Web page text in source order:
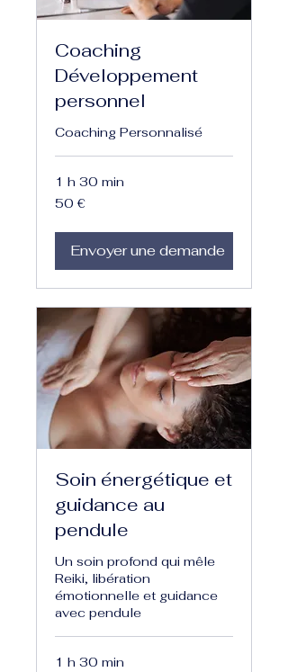
Coaching
Développement
personnel
Coaching Personnalisé
1 h 30 min
50
euros
50 €
Envoyer une demande
Soin énergétique et
guidance au
pendule
Un soin profond qui mêle
Reiki, libération
émotionnelle et guidance
avec pendule
1 h 30 min